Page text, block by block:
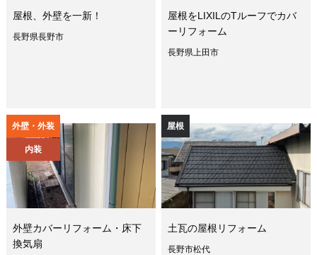
屋根、外壁を一新！
長野県長野市
屋根をLIXILのTルーフでカバ
ーリフォーム
長野県上田市
外壁・外装
内装
外壁カバーリフォーム・床下
換気扇
屋根
土瓦の屋根リフォーム
長野市松代